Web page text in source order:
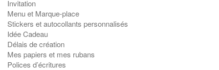
Invitation
Menu et Marque-place
Stickers et autocollants personnalisés
Idée Cadeau
Délais de création
Mes papiers et mes rubans
Polices d’écritures